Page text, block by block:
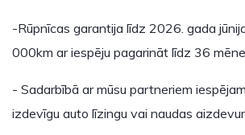
-Rūpnīcas garantija līdz 2026. gada
000km ar iespēju pagarināt līdz 36
- Sadarbībā ar mūsu partneriem
izdevīgu auto līzingu vai naudas